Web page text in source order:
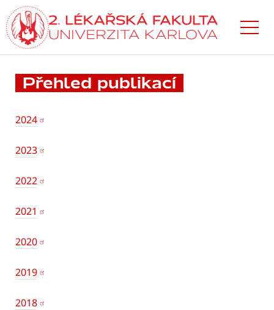
Přejít
k hlavnímu
obsahu
Přehled publikací
2024
2023
2022
2021
2020
2019
2018